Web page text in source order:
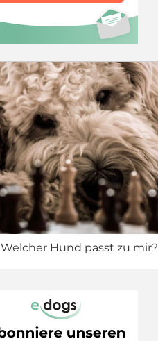
Welcher Hund passt zu mir?